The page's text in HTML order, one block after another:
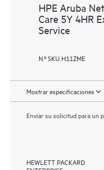
HPE Aruba
Care 5Y 4HR
Service
N.º SKU H11ZME
Mostrar especificaciones
Enviar su solicitud para un
HEWLETT PACKARD